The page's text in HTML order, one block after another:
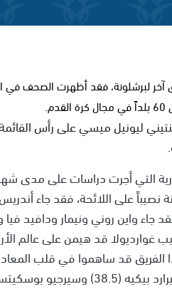
لبرشلونة، فقد أظهرت الصحف في
التي أجرت دراسات على مدى
جاء واين روني ونيمار ودافيد
من هذا الفريق قد ساهموا في قلب